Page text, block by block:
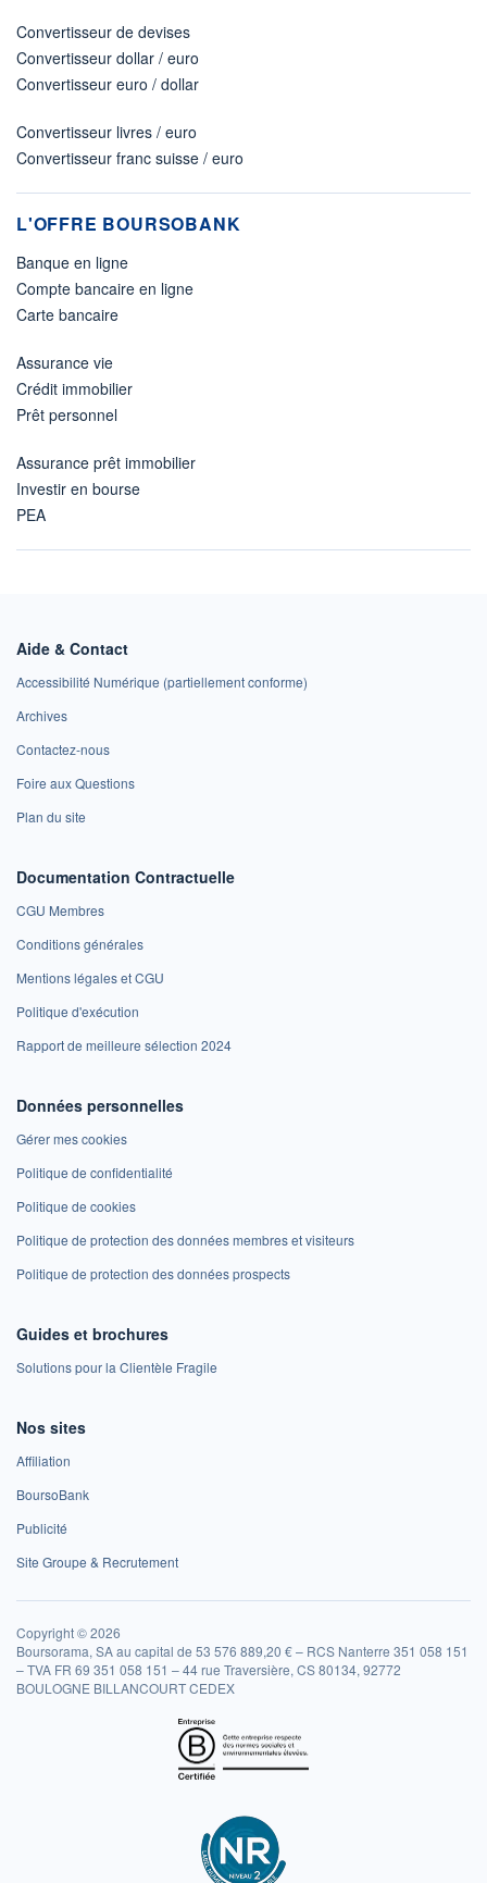
Convertisseur de devises
Convertisseur dollar / euro
Convertisseur euro / dollar
Convertisseur livres / euro
Convertisseur franc suisse / euro
L'OFFRE BOURSOBANK
Banque en ligne
Compte bancaire en ligne
Carte bancaire
Assurance vie
Crédit immobilier
Prêt personnel
Assurance prêt immobilier
Investir en bourse
PEA
Aide & Contact
Accessibilité Numérique (partiellement conforme)
Archives
Contactez-nous
Foire aux Questions
Plan du site
Documentation Contractuelle
CGU Membres
Conditions générales
Mentions légales et CGU
Politique d'exécution
Rapport de meilleure sélection 2024
Données personnelles
Gérer mes cookies
Politique de confidentialité
Politique de cookies
Politique de protection des données membres et visiteurs
Politique de protection des données prospects
Guides et brochures
Solutions pour la Clientèle Fragile
Nos sites
Affiliation
BoursoBank
Publicité
Site Groupe & Recrutement
Copyright © 2026
Boursorama, SA au capital de 53 576 889,20 € – RCS Nanterre 351 058 151
– TVA FR 69 351 058 151 – 44 rue Traversière, CS 80134, 92772
BOULOGNE BILLANCOURT CEDEX